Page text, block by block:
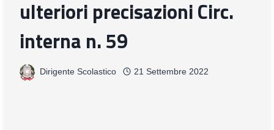
ulteriori precisazioni Circ.
interna n. 59
Dirigente Scolastico 21 Settembre 2022